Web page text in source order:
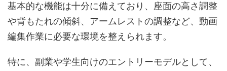
基本的な機能は十分に備えており、座面の高さ調整
や背もたれの傾斜、アームレストの調整など、動画
編集作業に必要な環境を整えられます。
特に、副業や学生向けのエントリーモデルとして、